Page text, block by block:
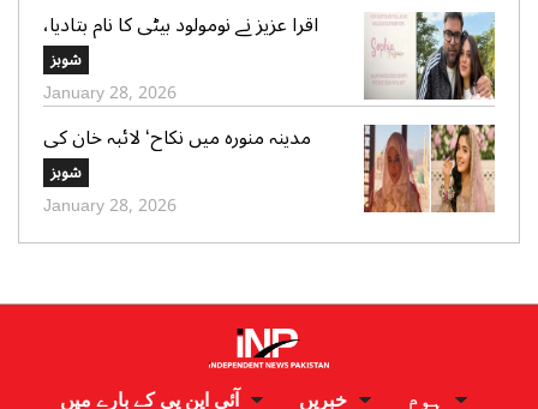
اقرا عزیز نے نومولود بیٹی کا نام بتادیا،
مداحوں کی مبارکباد
شوبز
January 28, 2026
مدینہ منورہ میں نکاح‘ لائبہ خان کی
دعائے خیر کی تصاویر بھی وائرل
شوبز
January 28, 2026
ہوم خبریں آئی این پی کے بارے میں